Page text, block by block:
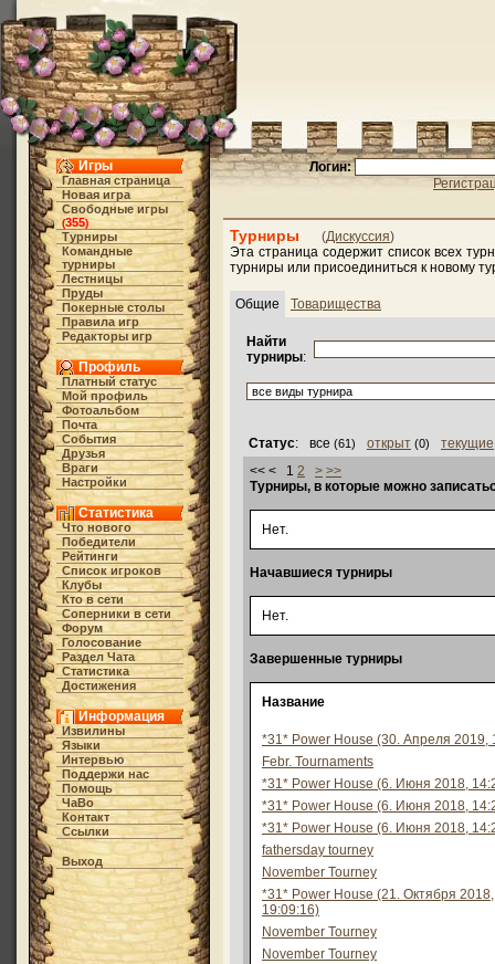
Игры
Главная страница
Новая игра
Свободные игры
(355)
Турниры
Командные
турниры
Лестницы
Пруды
Покерные столы
Правила игр
Редакторы игр
Профиль
Платный статус
Мой профиль
Фотоальбом
Почта
События
Друзья
Враги
Настройки
Статистика
Что нового
Победители
Рейтинги
Список игроков
Клубы
Кто в cети
Соперники в сети
Форум
Голосование
Раздел Чата
Статистика
Достижения
Информация
Извилины
Языки
Интервью
Поддержи нас
Помощь
ЧаВо
Контакт
Ссылки
Выход
Логин:
Турниры (Дискуссия)
Эта страница содержит список всех
турниры или присоединиться к новому
Общие Товарищества
Найти
турниры:
Статус: все (61) открыт (0)
текущие
<< < 1 2 > >>
Турниры, в которые можно
Нет.
Начавшиеся турниры
Нет.
Завершенные турниры
Название
*31* Power House (30. Апреля 2019,
Febr. Tournaments
*31* Power House (6. Июня 2018,
*31* Power House (6. Июня 2018,
*31* Power House (6. Июня 2018,
fathersday tourney
November Tourney
*31* Power House (21. Октября 2018,
19:09:16)
November Tourney
November Tourney